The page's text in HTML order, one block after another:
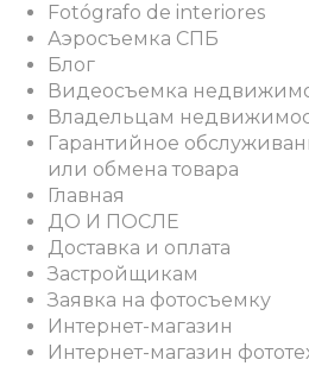
Fotógrafo de interiores
Аэросъемка СПБ
Блог
Видеосъемка
Владельцам
Гарантийное
или обмена товара
Главная
ДО И ПОСЛЕ
Доставка и оплата
Застройщикам
Заявка на фотосъемку
Интернет-магазин
Интернет-магазин